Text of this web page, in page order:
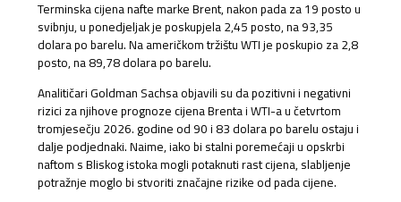
Terminska cijena nafte marke Brent, nakon pada za 19 posto u
svibnju, u ponedjeljak je poskupjela 2,45 posto, na 93,35
dolara po barelu. Na američkom tržištu WTI je poskupio za 2,8
posto, na 89,78 dolara po barelu.
Analitičari Goldman Sachsa objavili su da pozitivni i negativni
rizici za njihove prognoze cijena Brenta i WTI-a u četvrtom
tromjesečju 2026. godine od 90 i 83 dolara po barelu ostaju i
dalje podjednaki. Naime, iako bi stalni poremećaji u opskrbi
naftom s Bliskog istoka mogli potaknuti rast cijena, slabljenje
potražnje moglo bi stvoriti značajne rizike od pada cijene.